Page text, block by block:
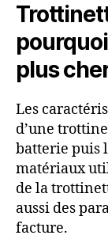
plus
Les
d’une
batterie puis
matériaux
de la
aussi des
facture.